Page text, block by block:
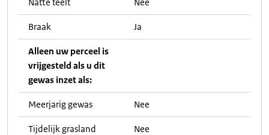
Braak Ja
Alleen uw perceel is
vrijgesteld als u dit
gewas inzet als:
Meerjarig gewas Nee
Tijdelijk grasland Nee